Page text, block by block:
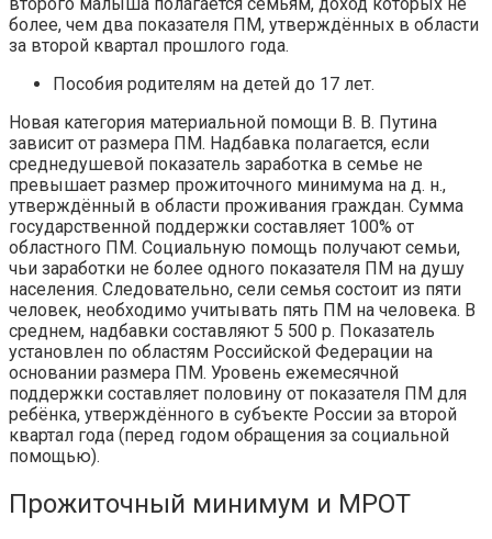
более, чем два показателя ПМ, утверждённых в области
за второй квартал прошлого года.
Пособия родителям на детей до 17 лет.
Новая категория материальной помощи В. В. Путина
зависит от размера ПМ. Надбавка полагается, если
среднедушевой показатель заработка в семье не
превышает размер прожиточного минимума на д. н.,
утверждённый в области проживания граждан. Сумма
государственной поддержки составляет 100% от
областного ПМ. Социальную помощь получают семьи,
чьи заработки не более одного показателя ПМ на душу
населения. Следовательно, сели семья состоит из пяти
человек, необходимо учитывать пять ПМ на человека. В
среднем, надбавки составляют 5 500 р. Показатель
установлен по областям Российской Федерации на
основании размера ПМ. Уровень ежемесячной
поддержки составляет половину от показателя ПМ для
ребёнка, утверждённого в субъекте России за второй
квартал года (перед годом обращения за социальной
помощью).
Прожиточный минимум и МРОТ